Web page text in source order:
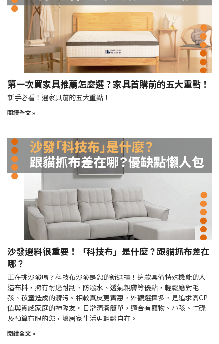
第一次買家具推薦怎麼選？家具首購前的五大重點！
新手必看！選家具前的五大重點！
閱讀全文 »
沙發選料很重要！「科技布」是什麼？跟貓抓布差在
哪？
正在挑沙發嗎？科技布沙發是您的新選擇！這款具備特殊機能的人
造布料，擁有耐磨耐刮、防潑水、透氣親膚等優點，輕鬆應對毛
孩、孩童造成的髒污。相較真皮更實惠，外觀選擇多，是追求高CP
值與質感家庭的神隊友。日常清潔簡單，適合有寵物、小孩、忙碌
及預算有限的您，讓居家生活更輕鬆自在。
閱讀全文 »